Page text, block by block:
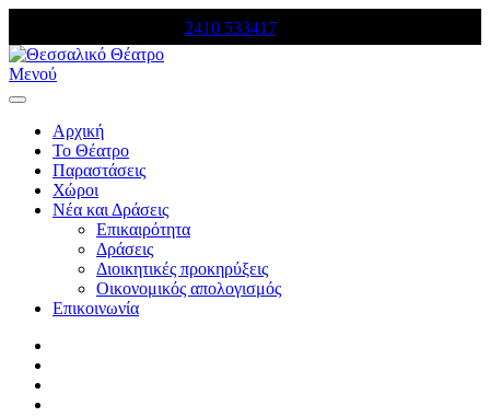
2410 533417
Μενού
Αρχική
Το Θέατρο
Παραστάσεις
Χώροι
Νέα και Δράσεις
Επικαιρότητα
Δράσεις
Διοικητικές προκηρύξεις
Οικονομικός απολογισμός
Επικοινωνία